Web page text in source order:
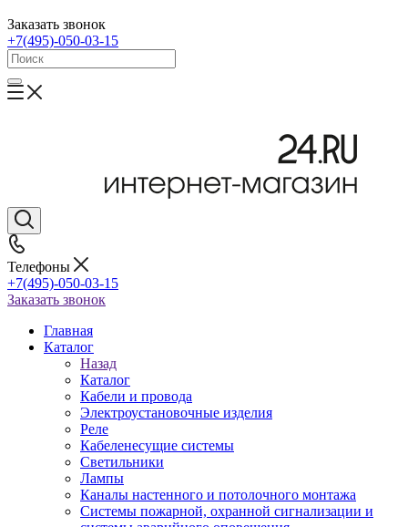
Заказать звонок
+7(495)-050-03-15
Телефоны
+7(495)-050-03-15
Заказать звонок
Главная
Каталог
Назад
Каталог
Кабели и провода
Электроустановочные изделия
Реле
Кабеленесущие системы
Светильники
Лампы
Каналы настенного и потолочного монтажа
Системы пожарной, охранной сигнализации и